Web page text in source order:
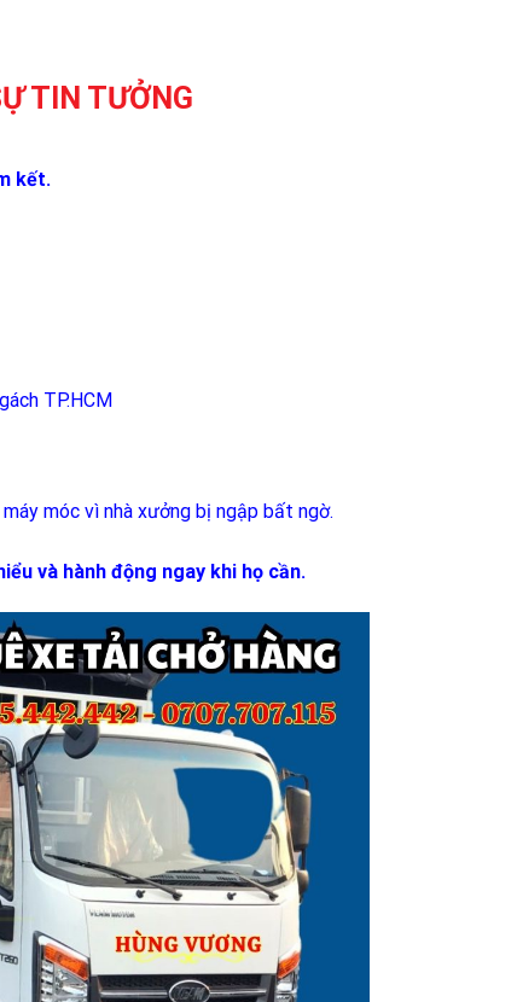
TIN TƯỞNG
kết.
TP.HCM
móc vì nhà xưởng bị ngập bất ngờ.
và hành động ngay khi họ cần.